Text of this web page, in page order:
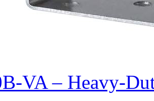
VA – Heavy-